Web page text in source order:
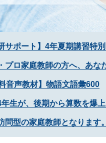
サポート】4年夏期講習特
プロ家庭教師の方へ、あな
音声教材】物語文語彙600
年生が、後期から算数を爆
問型の家庭教師となります。